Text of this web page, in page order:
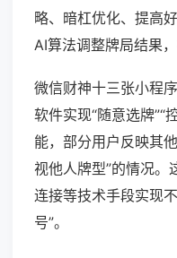
略、暗杠优化、提高
AI算法调整牌局结果，
微信财神十三张小程
软件实现“随意选牌”“
能，部分用户反映其
视他人牌型”的情况
连接等技术手段实现
号”。